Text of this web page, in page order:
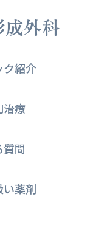
外科
ク紹介
治療
質問
い薬剤